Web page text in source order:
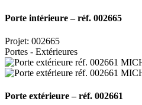
Porte intérieure – réf. 002665
Projet: 002665
Portes - Extérieures
Porte extérieure – réf. 002661